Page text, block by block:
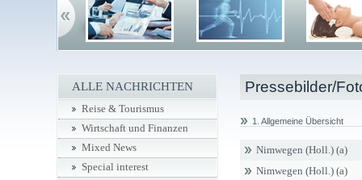
Pressebilder/
1. Allgemeine Übersicht
Nimwegen (Holl.) (a)
Nimwegen (Holl.) (a)
ALLE NACHRICHTEN
Reise & Tourismus
Wirtschaft und Finanzen
Mixed News
Special interest